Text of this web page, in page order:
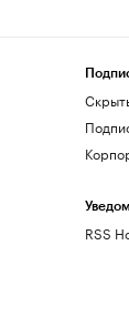
RSS